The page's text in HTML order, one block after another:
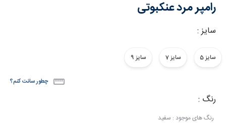
رامپر مرد عنکبوتی
سایز :
سایز 5 سایز 7 سایز 9
چطور سانت کنم؟
رنگ :
رنگ های موجود : سفید